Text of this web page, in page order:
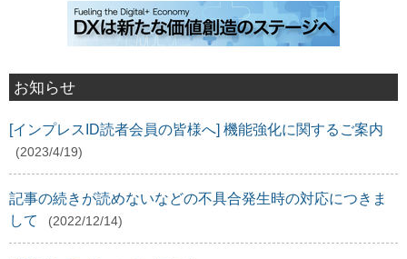
お知らせ
[インプレスID読者会員の皆様へ] 機能強化に関するご案内
(2023/4/19)
記事の続きが読めないなどの不具合発生時の対応につきま
して
(2022/12/14)